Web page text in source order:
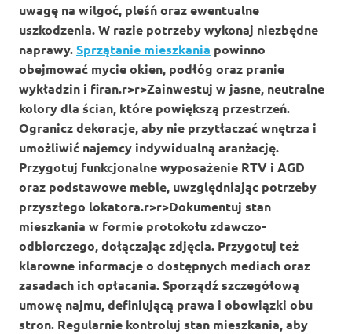
uwagę na wilgoć, pleśń oraz ewentualne
uszkodzenia. W razie potrzeby wykonaj niezbędne
naprawy.Sprzątanie mieszkania powinno
obejmować mycie okien, podłóg oraz pranie
wykładzin i firan.r>r>Zainwestuj w jasne, neutralne
kolorydla ścian, które powiększą przestrzeń.
Ogranicz dekoracje, aby nie przytłaczać wnętrza i
umożliwić najemcy indywidualną aranżację.
Przygotuj funkcjonalne wyposażenie RTV i AGD
oraz podstawowe meble, uwzględniając potrzeby
przyszłego lokatora.r>r>Dokumentuj stan
mieszkania w formie protokołu zdawczo-
odbiorczego, dołączając zdjęcia. Przygotuj też
klarowne informacje o dostępnych mediach oraz
zasadach ich opłacania. Sporządź szczegółową
umowę najmu, definiującą prawa i obowiązki obu
stron. Regularnie kontroluj stan mieszkania, aby